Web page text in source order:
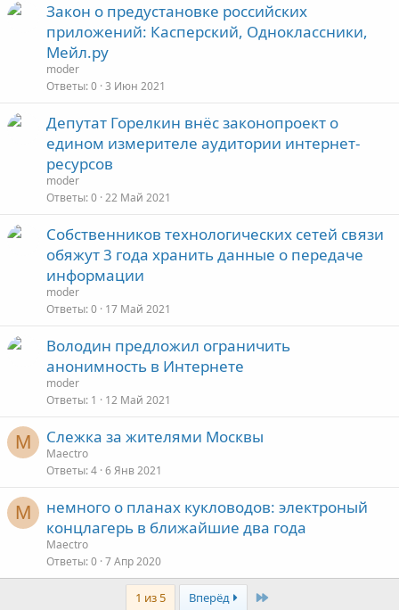
Закон о предустановке российских
приложений: Касперский, Одноклассники,
Мейл.ру
moder
Ответы 0 3 Июн 2021
Депутат Горелкин внёс законопроект о
едином измерителе аудитории интернет-
ресурсов
moder
Ответы 0 22 Май 2021
Собственников технологических сетей связи
обяжут 3 года хранить данные о передаче
информации
moder
Ответы 0 17 Май 2021
Володин предложил ограничить
анонимность в Интернете
moder
Ответы 1 12 Май 2021
M Слежка за жителями Москвы
Maectro
Ответы 4 6 Янв 2021
M
немного о планах кукловодов: электроный
концлагерь в ближайшие два года
Maectro
Ответы 0 7 Апр 2020
1 из 5 Вперёд Last